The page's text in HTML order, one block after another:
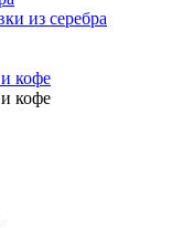
из серебра
кофе
кофе